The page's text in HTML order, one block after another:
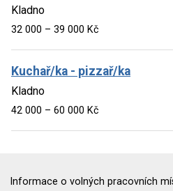
Kladno
32 000 – 39 000 Kč
Kuchař/ka - pizzař/ka
Kladno
42 000 – 60 000 Kč
Informace o volných pracovních